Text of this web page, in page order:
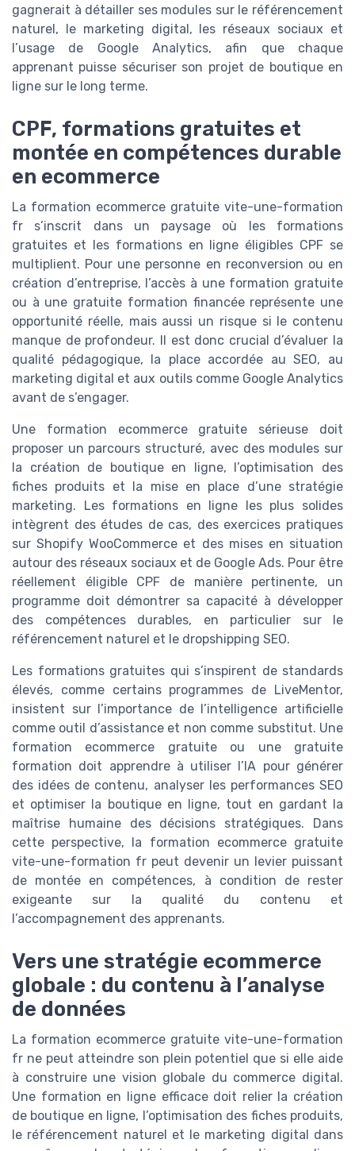
gagnerait à détailler ses modules sur le référencement
naturel, le marketing digital, les réseaux sociaux et
l’usage de Google Analytics, afin que chaque
apprenant puisse sécuriser son projet de boutique en
ligne sur le long terme.
CPF, formations gratuites et
montée en compétences durable
en ecommerce
La formation ecommerce gratuite vite-une-formation
fr s’inscrit dans un paysage où les formations
gratuites et les formations en ligne éligibles CPF se
multiplient. Pour une personne en reconversion ou en
création d’entreprise, l’accès à une formation gratuite
ou à une gratuite formation financée représente une
opportunité réelle, mais aussi un risque si le contenu
manque de profondeur. Il est donc crucial d’évaluer la
qualité pédagogique, la place accordée au SEO, au
marketing digital et aux outils comme Google Analytics
avant de s’engager.
Une formation ecommerce gratuite sérieuse doit
proposer un parcours structuré, avec des modules sur
la création de boutique en ligne, l’optimisation des
fiches produits et la mise en place d’une stratégie
marketing. Les formations en ligne les plus solides
intègrent des études de cas, des exercices pratiques
sur Shopify WooCommerce et des mises en situation
autour des réseaux sociaux et de Google Ads. Pour être
réellement éligible CPF de manière pertinente, un
programme doit démontrer sa capacité à développer
des compétences durables, en particulier sur le
référencement naturel et le dropshipping SEO.
Les formations gratuites qui s’inspirent de standards
élevés, comme certains programmes de LiveMentor,
insistent sur l’importance de l’intelligence artificielle
comme outil d’assistance et non comme substitut. Une
formation ecommerce gratuite ou une gratuite
formation doit apprendre à utiliser l’IA pour générer
des idées de contenu, analyser les performances SEO
et optimiser la boutique en ligne, tout en gardant la
maîtrise humaine des décisions stratégiques. Dans
cette perspective, la formation ecommerce gratuite
vite-une-formation fr peut devenir un levier puissant
de montée en compétences, à condition de rester
exigeante sur la qualité du contenu et
l’accompagnement des apprenants.
Vers une stratégie ecommerce
globale : du contenu à l’analyse
de données
La formation ecommerce gratuite vite-une-formation
fr ne peut atteindre son plein potentiel que si elle aide
à construire une vision globale du commerce digital.
Une formation en ligne efficace doit relier la création
de boutique en ligne, l’optimisation des fiches produits,
le référencement naturel et le marketing digital dans